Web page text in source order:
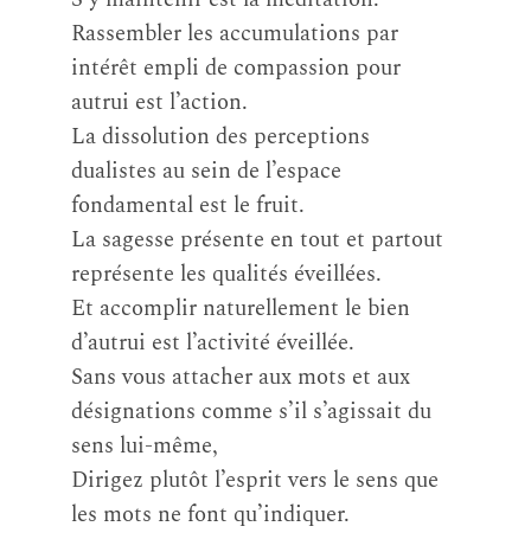
Rassembler les accumulations par
intérêt empli de compassion pour
autrui est l’action.
La dissolution des perceptions
dualistes au sein de l’espace
fondamental est le fruit.
La sagesse présente en tout et partout
représente les qualités éveillées.
Et accomplir naturellement le bien
d’autrui est l’activité éveillée.
Sans vous attacher aux mots et aux
désignations comme s’il s’agissait du
sens lui-même,
Dirigez plutôt l’esprit vers le sens que
les mots ne font qu’indiquer.